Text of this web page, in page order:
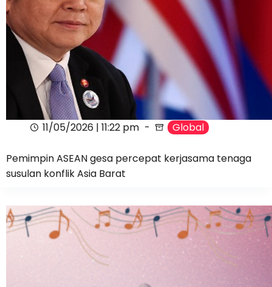
11/05/2026 | 11:22 pm Global
Pemimpin ASEAN gesa percepat kerjasama tenaga
susulan konflik Asia Barat